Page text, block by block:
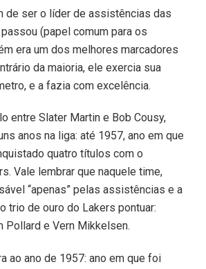
de ser o líder de assistências das
(papel comum para os
era um dos melhores marcadores
da maioria, ele exercia sua
e a fazia com excelência.
entre Slater Martin e Bob Cousy,
anos na liga: até 1957, ano em que
quatro títulos com o
Vale lembrar que naquele time,
“apenas” pelas assistências e a
trio de ouro do Lakers pontuar:
Pollard e Vern Mikkelsen.
ao ano de 1957: ano em que foi